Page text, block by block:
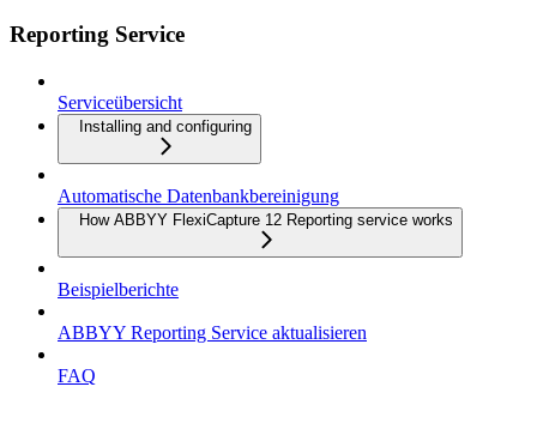
Reporting Service
Serviceübersicht
Installing and configuring
Automatische Datenbankbereinigung
How ABBYY FlexiCapture 12 Reporting service works
Beispielberichte
ABBYY Reporting Service aktualisieren
FAQ